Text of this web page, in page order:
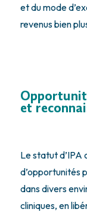
et du mode
revenus bien
et
Le statut d’IPA
d’opportunités
dans divers
cliniques, en